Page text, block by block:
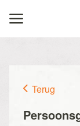
Terug